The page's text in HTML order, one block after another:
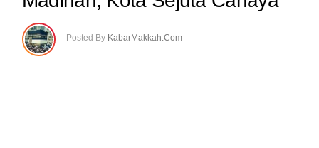
Posted By KabarMakkah.Com